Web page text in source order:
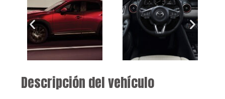
Descripción del vehículo